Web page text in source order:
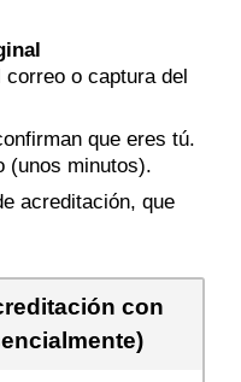
o captura del
que eres tú.
(unos minutos).
acreditación, que
con